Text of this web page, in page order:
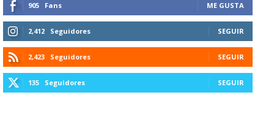
905 Fans ME GUSTA
2,412 Seguidores SEGUIR
2,423 Seguidores SEGUIR
135 Seguidores SEGUIR